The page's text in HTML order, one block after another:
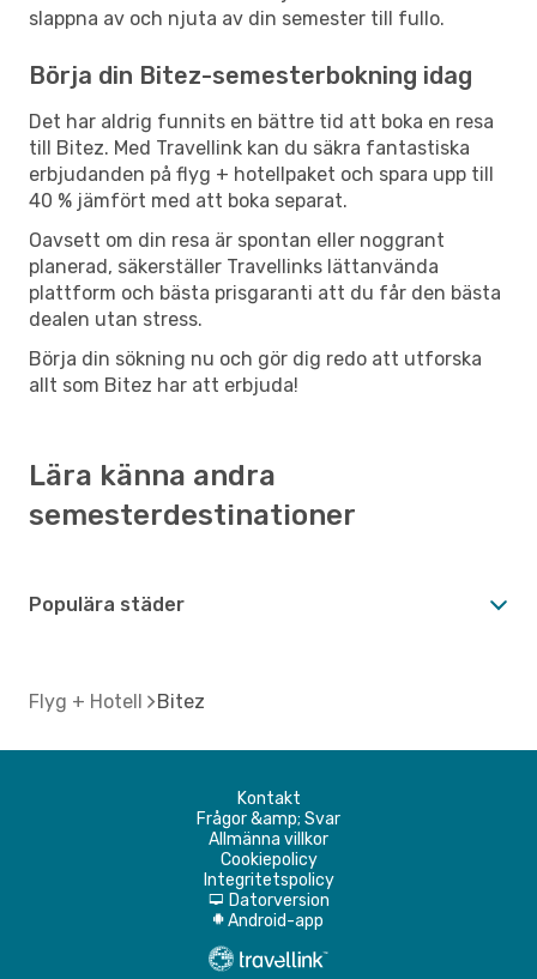
slappna av och njuta av din semester till fullo.
Börja din Bitez-semesterbokning idag
Det har aldrig funnits en bättre tid att boka en resa
till Bitez. Med Travellink kan du säkra fantastiska
erbjudanden på flyg + hotellpaket och spara upp till
40 % jämfört med att boka separat.
Oavsett om din resa är spontan eller noggrant
planerad, säkerställer Travellinks lättanvända
plattform och bästa prisgaranti att du får den bästa
dealen utan stress.
Börja din sökning nu och gör dig redo att utforska
allt som Bitez har att erbjuda!
Lära känna andra
semesterdestinationer
Populära städer
Flyg + Hotell Bitez
Kontakt
Frågor &amp; Svar
Allmänna villkor
Cookiepolicy
Integritetspolicy
d Datorversion
A Android-app